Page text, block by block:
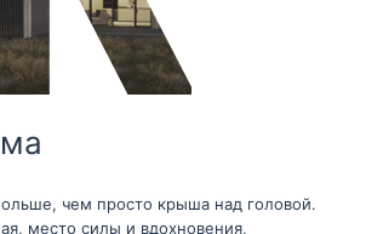
чем просто крыша над головой.
место силы и вдохновения,